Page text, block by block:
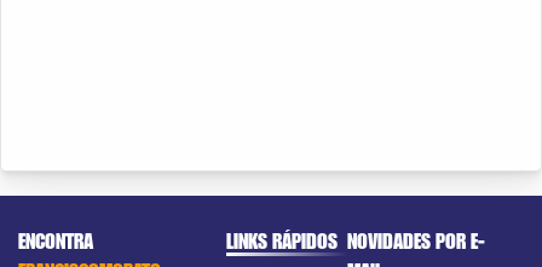
ENCONTRA
LINKS RÁPIDOS NOVIDADES POR E-